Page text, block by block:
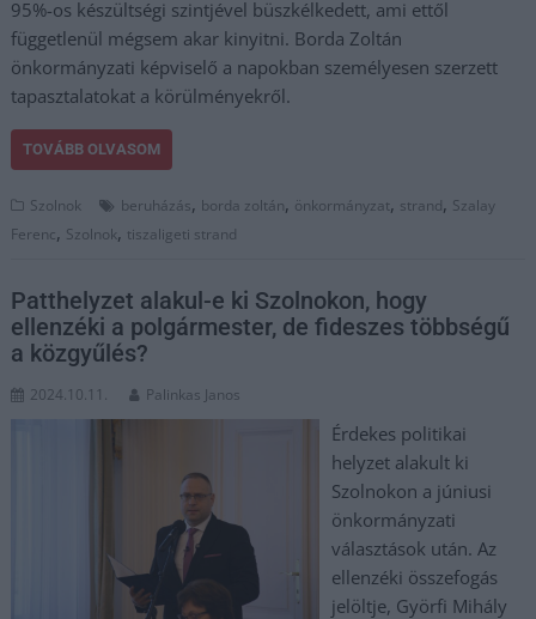
95%-os készültségi szintjével büszkélkedett, ami ettől
függetlenül mégsem akar kinyitni. Borda Zoltán
önkormányzati képviselő a napokban személyesen szerzett
tapasztalatokat a körülményekről.
TOVÁBB OLVASOM
Szolnok beruházás, borda zoltán, önkormányzat, strand, Szalay
Ferenc, Szolnok, tiszaligeti strand
Patthelyzet alakul-e ki Szolnokon, hogy
ellenzéki a polgármester, de fideszes többségű
a közgyűlés?
2024.10.11. Palinkas Janos
Érdekes politikai
helyzet alakult ki
Szolnokon a júniusi
önkormányzati
választások után. Az
ellenzéki összefogás
jelöltje, Györfi Mihály